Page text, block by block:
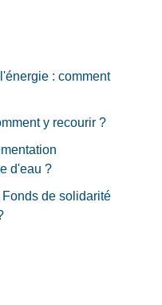
: comment
y recourir ?
d'eau ?
de solidarité